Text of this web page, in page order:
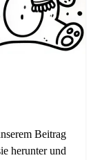
Beitrag
herunter und